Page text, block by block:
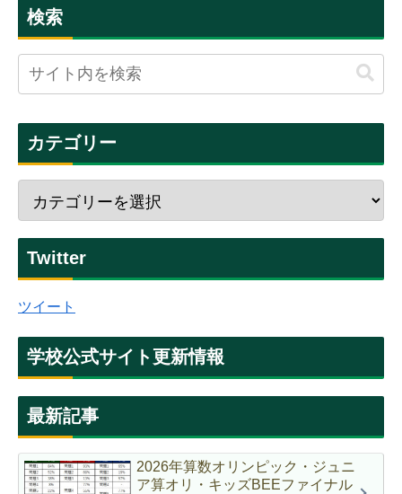
検索
カテゴリー
Twitter
ツイート
学校公式サイト更新情報
最新記事
2026年算数オリンピック・ジュニ
ア算オリ・キッズBEEファイナル